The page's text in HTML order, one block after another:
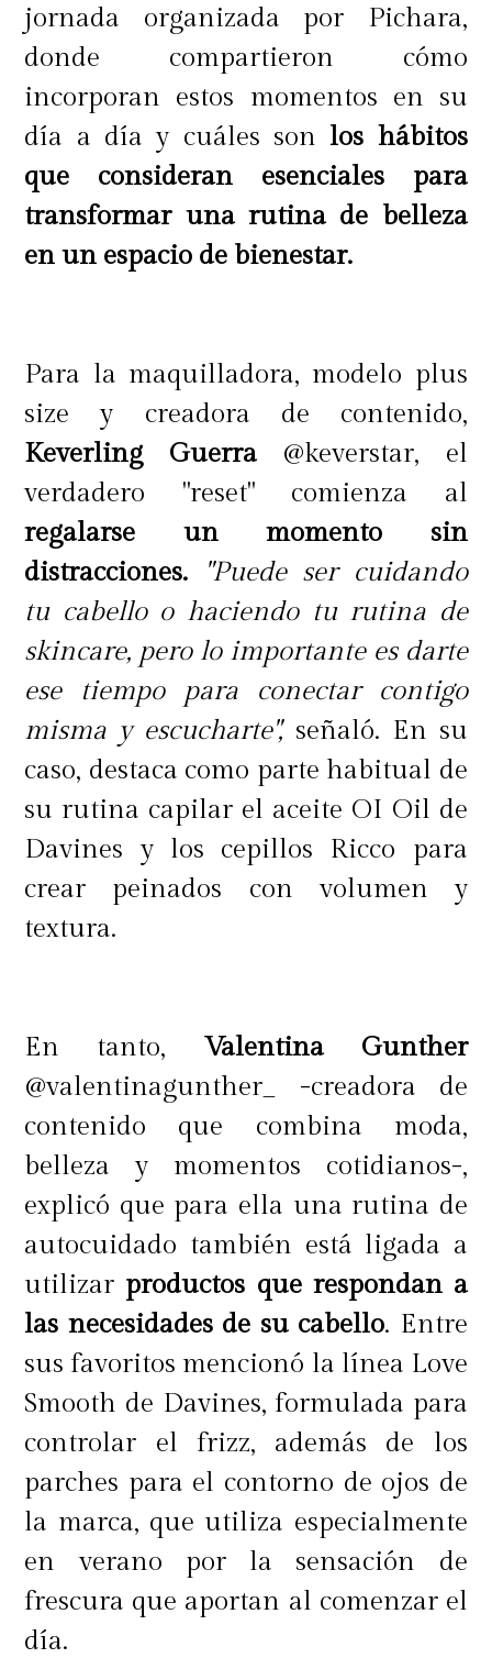
LOGRA UNA PIEL SOÑADA
Estos tratamientos se pueden
complementar con tecnología de
realizar procedimientos Hifu 7D e
Hidra Beauty.
Hifu 7D es un lifting facial sin
cirugía, que permite atenuar
arrugas y líneas de expresión,
explica la cosmetóloga y agrega,
"logra rejuvenecimiento de rostro,
cuello y escote, levantamiento de
párpados y pómulos, además de un
efecto tensor progresivo, lo que
permite reducir la flacidez y al
mismo tiempo, tonificar la piel".
del año, que se comienza a reflejar
en el rostro, "reduce ojeras y bolsas,
papada y es un excelente
reafirmante corporal", añade.
El procedimiento Hydra Beauty, en
tanto, es ideal para aquellos que
sufren por la resequedad de la piel.
Este tratamiento permite limpiar la
piel de manera efectiva ya que,
"elimina puntos negros y blancos,
mejora la circulación de la sangre en
la piel. Además, descongestiona
bolsas y ojeras, reduce cicatrices
jornada organizada por Pichara,
donde compartieron cómo
incorporan estos momentos en su
día a día y cuáles son los hábitos
que consideran esenciales para
transformar una rutina de belleza
en un espacio de bienestar.
Para la maquilladora, modelo plus
size y creadora de contenido,
Keverling Guerra@keverstar, el
verdadero "reset" comienza al
regalarse un momento sin
distracciones.
"Puede ser cuidando
tu cabello o haciendo tu rutina de
skincare, pero lo importante es darte
ese tiempo para conectar contigo
misma y escucharte",señaló. En su
caso, destaca como parte habitual de
su rutina capilar el aceite OI Oil de
Davines y los cepillos Ricco para
crear peinados con volumen y
textura.
En tanto, Valentina Gunther
@valentinagunther_ -creadora de
contenido que combina moda,
belleza y momentos cotidianos-,
explicó que para ella una rutina de
autocuidado también está ligada a
utilizar productos que respondan a
las necesidades de su cabello. Entre
sus favoritos mencionó la línea Love
Smooth de Davines, formulada para
controlar el frizz, además de los
parches para el contorno de ojos de
la marca, que utiliza especialmente
en verano por la sensación de
frescura que aportan al comenzar el
día.